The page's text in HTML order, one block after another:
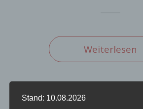
Weiterlesen
12. OKTOBER 2019
/
Stand: 10.08.2026